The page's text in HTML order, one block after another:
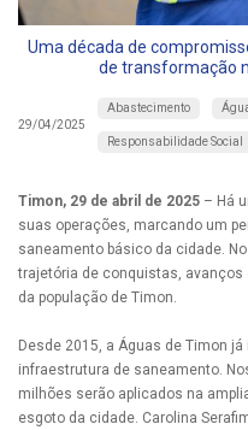
Uma década de
de transformação
29/04/2025
Abastecimento
Responsabilidade Social
Timon, 29 de abril de 2025 – Há
suas operações, marcando um
saneamento básico da cidade.
trajetória de conquistas,
da população de Timon.
Desde 2015, a Águas de Timon
infraestrutura de saneamento.
milhões serão aplicados na
esgoto da cidade. Carolina